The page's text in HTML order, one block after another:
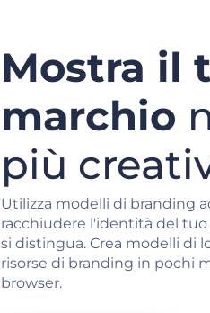
Mostra il
marchio
più
Utilizza modelli di branding
racchiudere l'identità del
si distingua. Crea modelli di
risorse di branding in pochi
browser.